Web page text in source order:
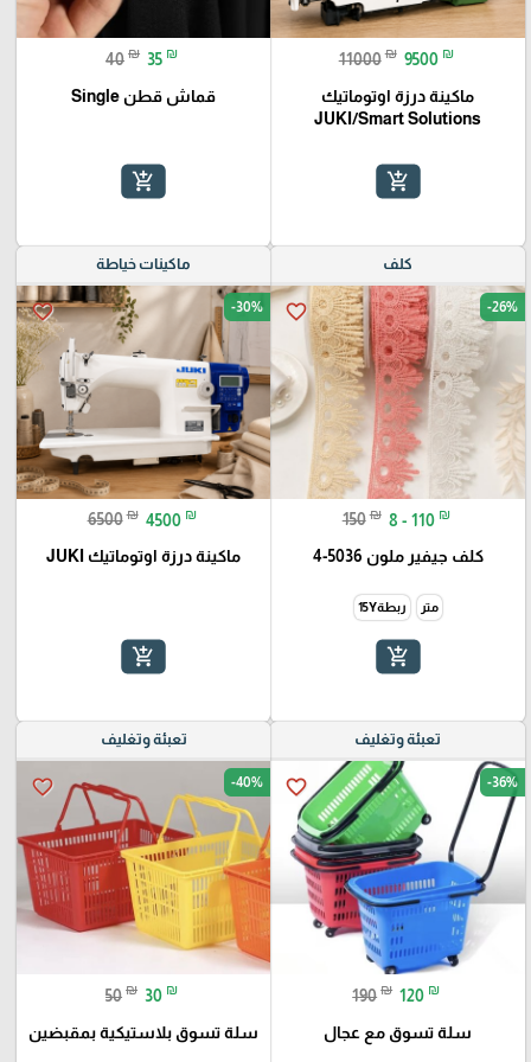
11000 ₪ 9500 ₪
ماكينة درزة اوتوماتيك
JUKI/Smart Solutions
add_shopping_cart
40 ₪ 35 ₪
قماش قطن Single
add_shopping_cart
كلف
favorite_border -26%
150 ₪ 8 - 110 ₪
كلف جيفير ملون 5036-4
متر ربطة15Y
add_shopping_cart
ماكينات خياطة
favorite_border -30%
6500 ₪ 4500 ₪
ماكينة درزة اوتوماتيك JUKI
add_shopping_cart
تعبئة وتغليف
favorite_border -36%
190 ₪ 120 ₪
سلة تسوق مع عجال
تعبئة وتغليف
favorite_border -40%
50 ₪ 30 ₪
سلة تسوق بلاستيكية بمقبضين